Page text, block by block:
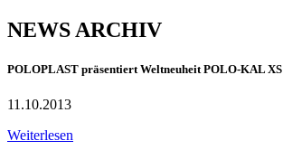
NEWS ARCHIV
POLOPLAST präsentiert Weltneuheit POLO-KAL XS
11.10.2013
Weiterlesen